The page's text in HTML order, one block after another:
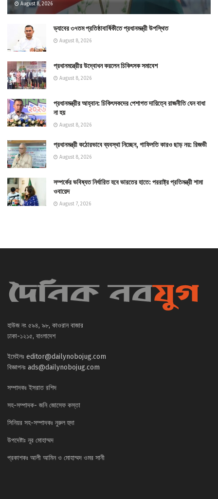
August 8, 2026
ড্যাবের ৩৭তম প্রতিষ্ঠাবার্ষিকীতে প্রধানমন্ত্রী উপস্থিত
August 8, 2026
প্রধানমন্ত্রীের উদ্বোধন করলেন চিকিৎসক সমাবেশ
August 8, 2026
প্রধানমন্ত্রীর আহ্বান: চিকিৎসকদের পেশাগত দায়িত্বে রাজনীতি যেন বাধা
না হয়
August 8, 2026
প্রধানমন্ত্রী কঠোরভাবে ব্যবস্থা নিচ্ছেন, গাফিলতি কারও ছাড় নয়: রিজভী
August 8, 2026
সম্পর্কের ভবিষ্যত নির্ধারিত হবে ভারতের হাতে: পররাষ্ট্র প্রতিমন্ত্রী শামা
ওবায়েদ
August 7, 2026
হাউজ নং ৫৯৪, ৯৮, কাওরান বাজার
ঢাকা-১২১৫, বাংলাদেশ
ইমেইলঃ editor@dailynobojug.com
বিজ্ঞাপনঃ ads@dailynobojug.com
সম্পাদকঃ ইসরাত রশিদ
সহ-সম্পাদক- জনি জোসেফ কস্তা
সিনিয়র সহ-সম্পাদকঃ নুরুল হুদা
উপদেষ্টাঃ নূর মোহাম্মদ
প্রকাশকঃ আলী আমিন ও মোহাম্মদ ওমর সানী